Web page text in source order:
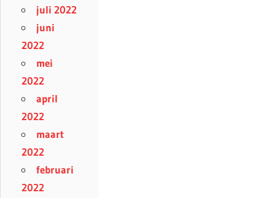
juli 2022
juni
2022
mei
2022
april
2022
maart
2022
februari
2022